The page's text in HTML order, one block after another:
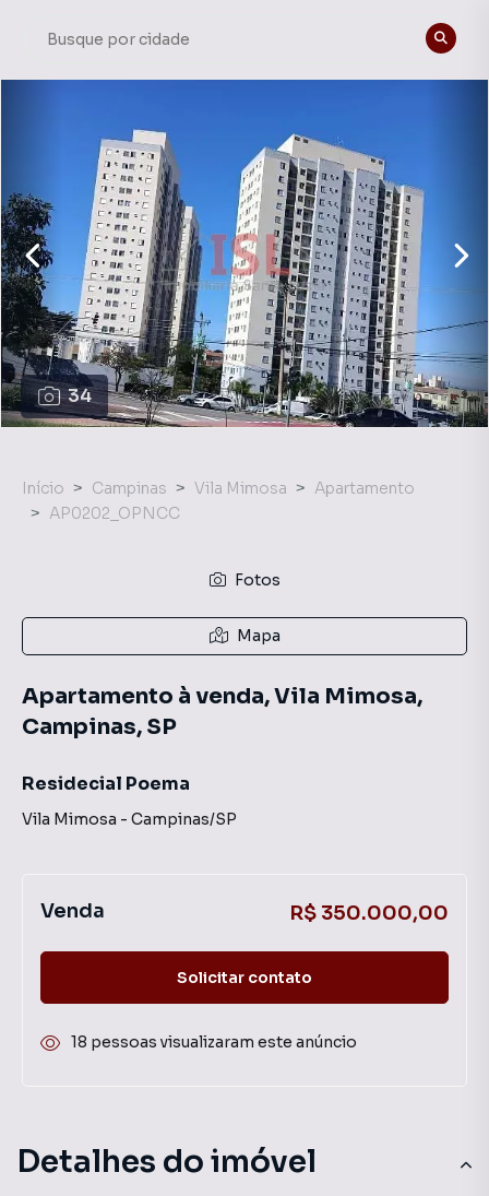
34
Detalhes do imóvel
Início Campinas Vila Mimosa
Apartamento
AP0202_OPNCC
Fotos
Mapa
Apartamento à venda, Vila Mimosa,
Campinas, SP
Residecial Poema
Vila Mimosa - Campinas/SP
Venda R$ 350.000,00
Solicitar contato
18 pessoas visualizaram este anúncio